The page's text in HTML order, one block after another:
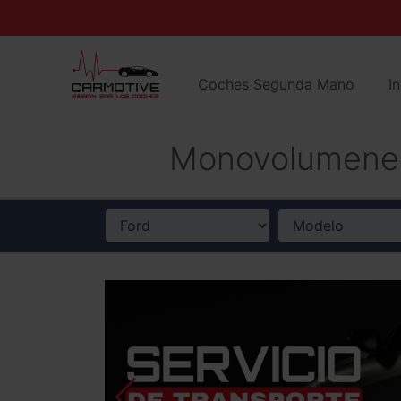
Coches Segunda Mano